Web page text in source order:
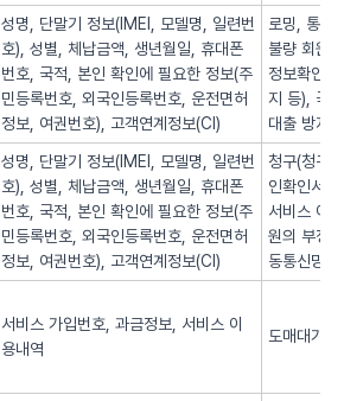
성명, 단말기 정보(IMEI, 모델명, 일련번
호), 성별, 체납금액, 생년월일, 휴대폰
번호, 국적, 본인 확인에 필요한 정보(주
민등록번호, 외국인등록번호, 운전면허
정보, 여권번호), 고객연계정보(CI)
로밍, 통화
불량 회원
정보확인,
지 등), 국
대출 방지,
성명, 단말기 정보(IMEI, 모델명, 일련번
호), 성별, 체납금액, 생년월일, 휴대폰
번호, 국적, 본인 확인에 필요한 정보(주
민등록번호, 외국인등록번호, 운전면허
정보, 여권번호), 고객연계정보(CI)
청구(청구
인확인서
서비스 이
원의 부정
동통신망
서비스 가입번호, 과금정보, 서비스 이
용내역
도매대가